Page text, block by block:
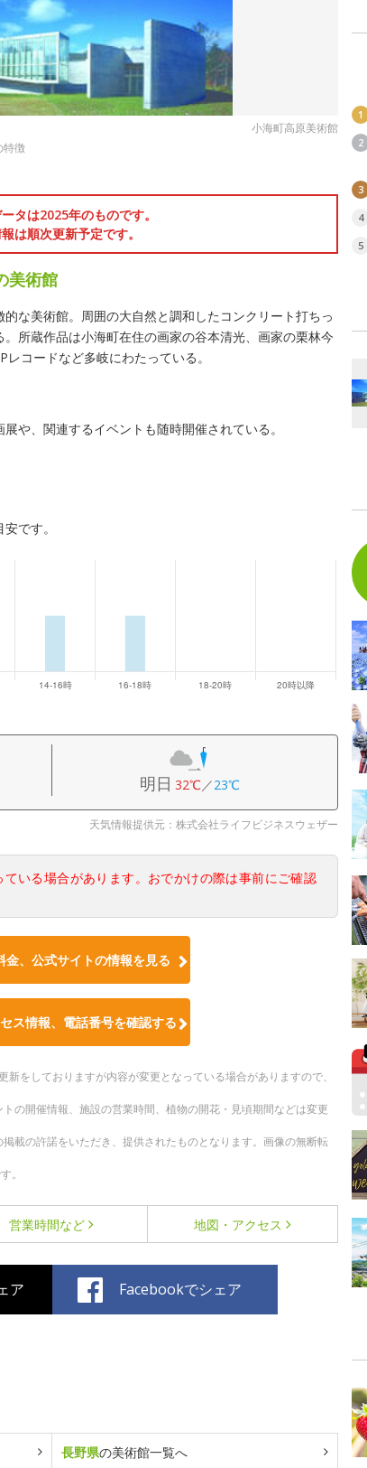
小海町高原美術館
特徴
タは2025年のものです。
は順次更新予定です。
美術館
な美術館。周囲の大自然と調和したコンクリート打ちっ
所蔵作品は小海町在住の画家の谷本清光、画家の栗林今
コードなど多岐にわたっている。
や、関連するイベントも随時開催されている。
です。
明日 32℃／23℃
天気情報提供元：株式会社ライフビジネスウェザー
いる場合があります。おでかけの際は事前にご確認
金、公式サイトの情報を見る
ス情報、電話番号を確認する
をしておりますが内容が変更となっている場合がありますので、
の開催情報、施設の営業時間、植物の開花・見頃期間などは変更
載の許諾をいただき、提供されたものとなります。画像の無断転
。
営業時間など 地図・アクセス
ア Facebookでシェア
長野県の美術館一覧へ
1
2
3
4
5